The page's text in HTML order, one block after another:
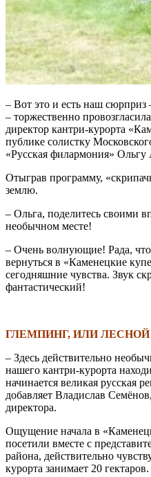
– Вот это и есть наш
– торжественно
директор кантри-курорта
публике солистку
«Русская филармония» Ольгу
Отыграв программу,
землю.
– Ольга, поделитесь своими
необычном месте!
– Очень волнующие! Рада,
вернуться в «Каменецкие
сегодняшние чувства. Звук
фантастический!
ГЛЕМПИНГ, ИЛИ
– Здесь действительно
нашего кантри-курорта
начинается великая русская
добавляет Владислав
директора.
Ощущение начала в
посетили вместе с
района, действительно
курорта занимает 20